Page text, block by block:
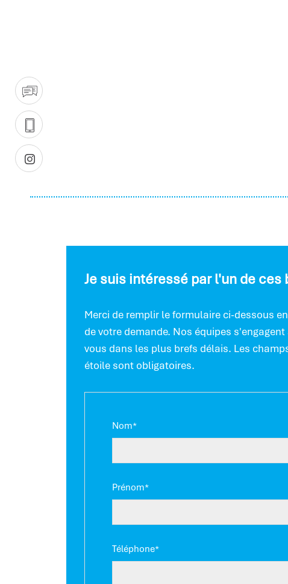
Je suis intéressé par l'un de ces
Merci de remplir le formulaire ci-dessous
de votre demande. Nos équipes s'engagent
vous dans les plus brefs délais. Les
étoile sont obligatoires.
Nom*
Prénom*
Téléphone*